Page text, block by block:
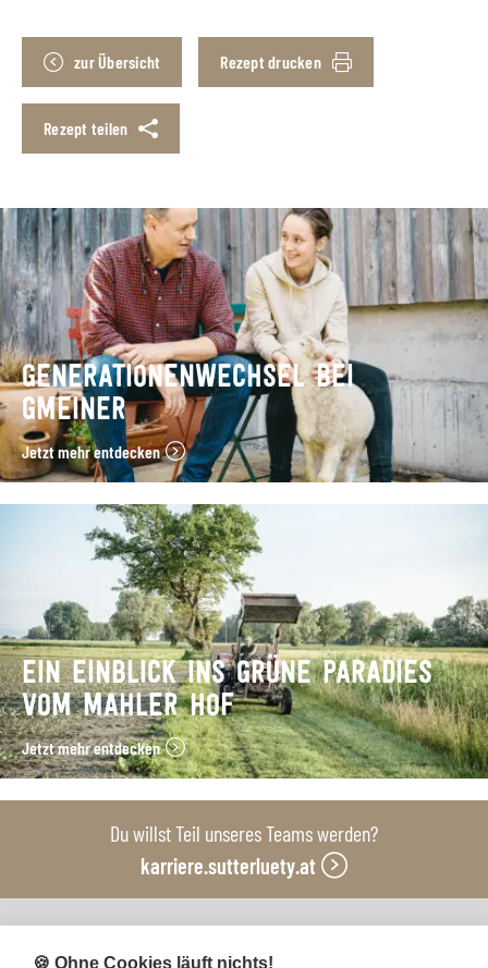
zur Übersicht Rezept drucken
Rezept teilen
GENERATIONENWECHSEL BEI
GMEINER
Jetzt mehr entdecken
EIN EINBLICK INS GRÜNE PARADIES
VOM MAHLER HOF
Jetzt mehr entdecken
Du willst Teil unseres Teams werden?
karriere.sutterluety.at
Unsere Produktionsbetriebe
🍪 Ohne Cookies läuft nichts!